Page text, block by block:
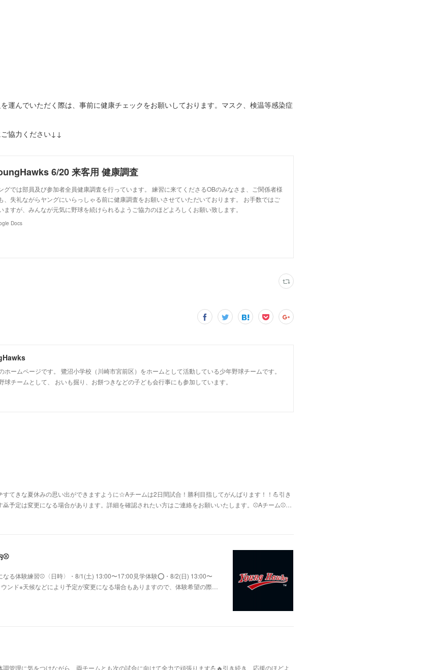
運んでいただく際は、事前に健康チェックをお願いしております。マスク、検温等感染症
協力ください↓↓
6/20 来客用 健康調査
グでは部員及び参加者全員健康調査を行っています。 練習に来てくださるOBのみなさま、ご関係者様
、失礼ながらヤングにいらっしゃる前に健康調査をお願いさせていただいております。 お手数ではご
ますが、みんなが元気に野球を続けられるようご協力のほどよろしくお願い致します。
Docs
ホームページです。 鷺沼小学校（川崎市宮前区）をホームとして活動している少年野球チームです。
球チームとして、 おいも掘り、お餅つきなどの子ども会行事にも参加しています。
てきな夏休みの思い出ができますように☆Aチームは2日間試合！勝利目指してがんばります！！💪引き
予定は変更になる場合があります。詳細を確認されたい方はご連絡をお願いいたします。⚾Aチーム⚾️…
⚾️
る体験練習⚾〈日時〉・8/1(土) 13:00〜17:00見学体験⭕️・8/2(日) 13:00〜
ンド※天候などにより予定が変更になる場合もありますので、体験希望の際…
管理に気をつけながら、両チームとも次の試合に向けて全力で頑張ります💪🔥引き続き、応援のほどよ